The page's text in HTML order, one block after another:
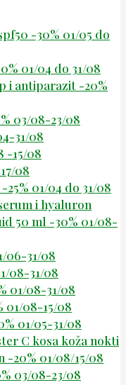
-30% 01/05 do
01/04 do 31/08
i antiparazit -20%
03/08-23/08
31/08
-15/08
08
01/04 do 31/08
i hyaluron
50 ml -30% 01/08-
06-31/08
08-31/08
01/08-31/08
01/08-15/08
01/05-31/08
C kosa koža nokti
-20% 01/08/15/08
03/08-23/08